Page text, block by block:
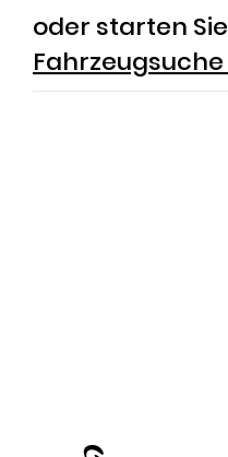
oder starten Sie
Fahrzeugsuche